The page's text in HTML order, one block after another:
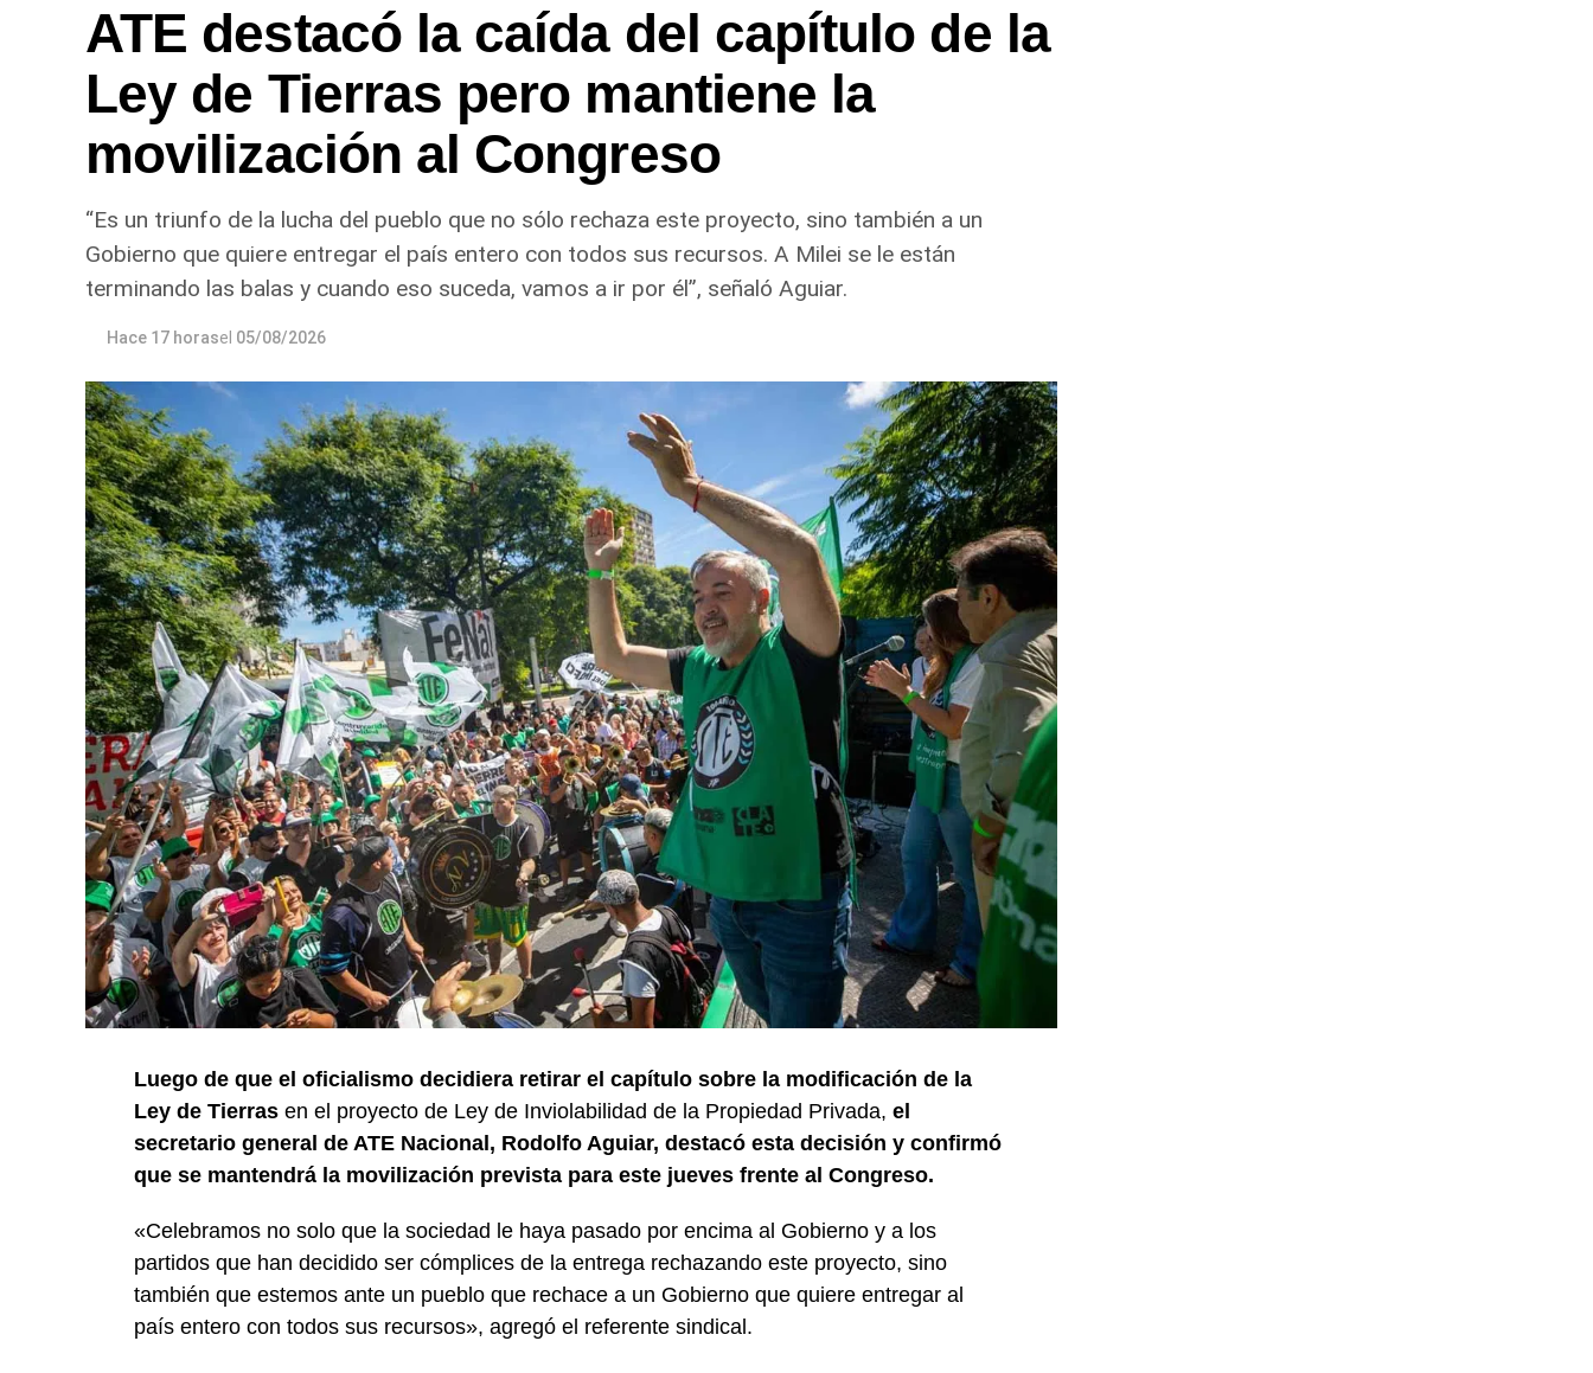
ATE destacó la caída del capítulo de la
Ley de Tierras pero mantiene la
movilización al Congreso
“Es un triunfo de la lucha del pueblo que no sólo rechaza este proyecto, sino también a un
Gobierno que quiere entregar el país entero con todos sus recursos. A Milei se le están
terminando las balas y cuando eso suceda, vamos a ir por él”, señaló Aguiar.
Hace 17 horasel 05/08/2026
Luego de que el oficialismo decidiera retirar el capítulo sobre la modificación de la
Ley de Tierras en el proyecto de Ley de Inviolabilidad de la Propiedad Privada, el
secretario general de ATE Nacional, Rodolfo Aguiar, destacó esta decisión y confirmó
que se mantendrá la movilización prevista para este jueves frente al Congreso.
«Celebramos no solo que la sociedad le haya pasado por encima al Gobierno y a los
partidos que han decidido ser cómplices de la entrega rechazando este proyecto, sino
también que estemos ante un pueblo que rechace a un Gobierno que quiere entregar al
país entero con todos sus recursos», agregó el referente sindical.